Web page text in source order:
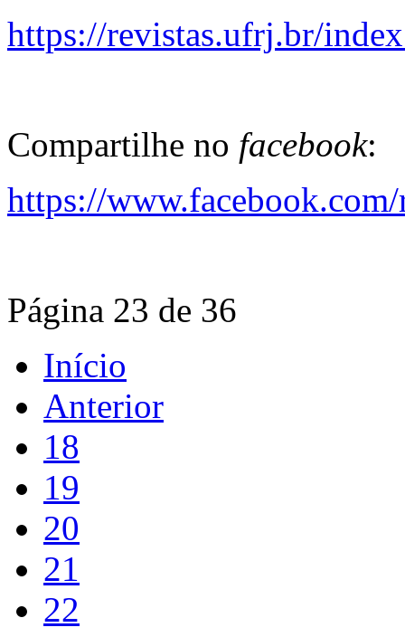
https://revistas.ufrj.br/
Compartilhe no facebook:
https://
Página 23 de 36
Início
Anterior
18
19
20
21
22